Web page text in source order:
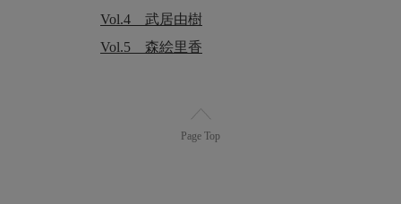
Vol.4 武居由樹
Vol.5 森絵里香
Page Top